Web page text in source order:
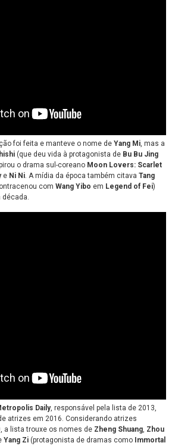
foi feita e manteve o nome de Yang Mi, mas a
(que deu vida à protagonista de Bu Bu Jing
o drama sul-coreano Moon Lovers: Scarlet
e Ni Ni. A mídia da época também citava Tang
com Wang Yibo em Legend of Fei)
década.
Daily, responsável pela lista de 2013,
atrizes em 2016. Considerando atrizes
a lista trouxe os nomes de Zheng Shuang, Zhou
Yang Zi (protagonista de dramas como Immortal